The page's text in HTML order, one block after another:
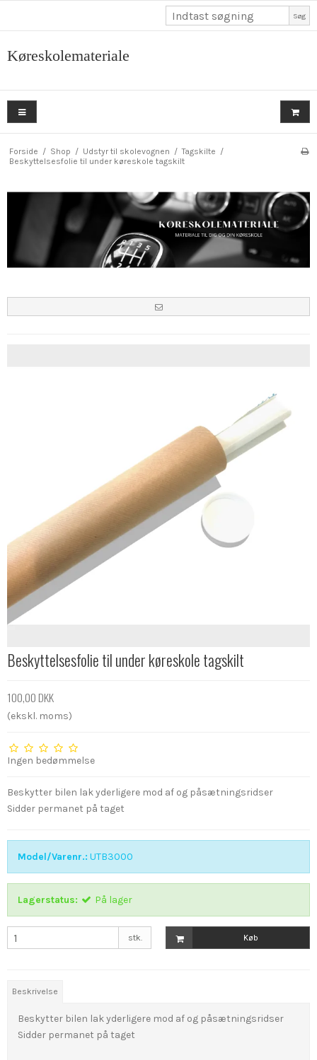
Søg
Køreskolemateriale
Forside / Shop / Udstyr til skolevognen / Tagskilte /
Beskyttelsesfolie til under køreskole tagskilt
Beskyttelsesfolie til under køreskole tagskilt
100,00 DKK
(ekskl. moms)
Ingen bedømmelse
Beskytter bilen lak yderligere mod af og påsætningsridser
Sidder permanet på taget
Model/Varenr.: UTB3000
Lagerstatus: På lager
stk. Køb
Beskrivelse
Beskytter bilen lak yderligere mod af og påsætningsridser
Sidder permanet på taget